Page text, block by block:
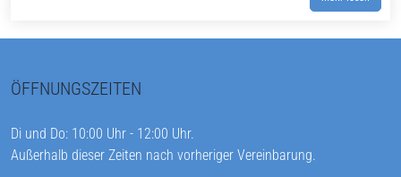
ÖFFNUNGSZEITEN
Di und Do: 10:00 Uhr - 12:00 Uhr.
Außerhalb dieser Zeiten nach vorheriger Vereinbarung.